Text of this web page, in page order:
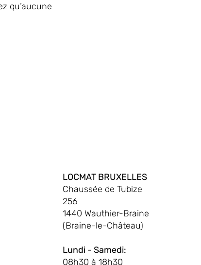
qu’aucune
LOCMAT BRUXELLES
Chaussée de Tubize
256
1440 Wauthier-Braine
(Braine-le-Château)
Lundi - Samedi:
08h30 à 18h30